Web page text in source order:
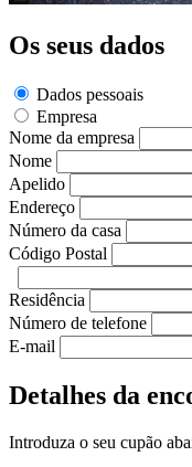
Os seus dados
Dados pessoais
Empresa
Nome da empresa
Nome
Apelido
Endereço
Número da casa
Código Postal
Residência
Número de telefone
E-mail
Detalhes da
Introduza o seu cupão